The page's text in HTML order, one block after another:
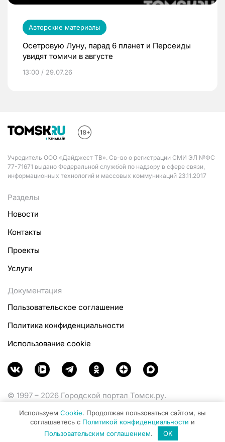
Авторские материалы
Осетровую Луну, парад 6 планет и Персеиды
увидят томичи в августе
13:00 / 29.07.26
Учредитель ООО «Дайджест ТВ». Св-во о регистрации СМИ ЭЛ №ФС
77-71671 выдано Федеральной службой по надзору в сфере связи,
информационных технологий и массовых коммуникаций 23.11.2017
Разделы
Новости
Контакты
Проекты
Услуги
Документация
Пользовательское соглашение
Политика конфиденциальности
Использование cookie
© 1997 – 2026 Городской портал Томск.ру.
Министерства цифрового развития, связи и массовых
коммуникаций Российской Федерации.
Используем Cookie. Продолжая пользоваться сайтом, вы
соглашаетесь с Политикой конфиденциальности и
Пользовательским соглашением. OK